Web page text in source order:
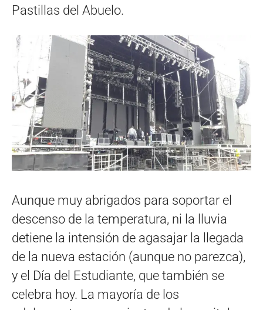
Pastillas del Abuelo.
Aunque muy abrigados para soportar el
descenso de la temperatura, ni la lluvia
detiene la intensión de agasajar la llegada
de la nueva estación (aunque no parezca),
y el Día del Estudiante, que también se
celebra hoy. La mayoría de los